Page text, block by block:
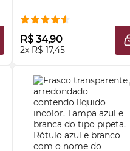
À SACOLA
R$ 34,90
2x R$ 17,45
COMPRE AGORA ❯